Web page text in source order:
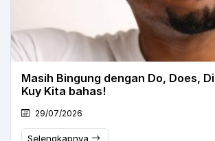
Masih Bingung dengan Do, Does,
Kuy Kita bahas!
29/07/2026
Selengkapnya